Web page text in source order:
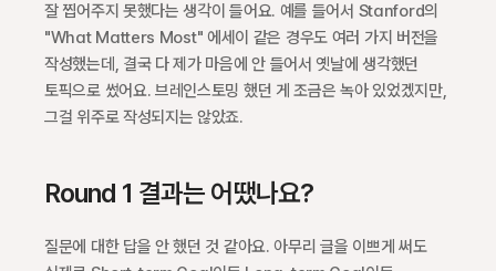
잘 찝어주지 못했다는 생각이 들어요. 예를 들어서 Stanford의
"What Matters Most" 에세이 같은 경우도 여러 가지 버전을
작성했는데, 결국 다 제가 마음에 안 들어서 옛날에 생각했던
토픽으로 썼어요. 브레인스토밍 했던 게 조금은 녹아 있었겠지만,
그걸 위주로 작성되지는 않았죠.
Round 1 결과는 어땠나요?
질문에 대한 답을 안 했던 것 같아요. 아무리 글을 이쁘게 써도